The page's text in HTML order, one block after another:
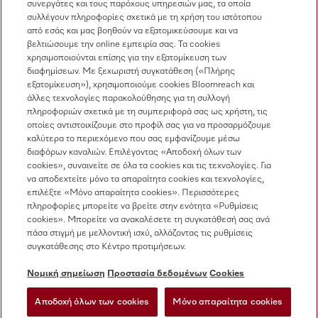
Πωλήσεις
210 6794444
Εξυπηρέτηση πελατών
210 6794444
Ακολουθήστε τη Miele Professional
Νομική σημείωση
συνεργάτες και τους παρόχους υπηρεσιών μας, τα οποία
συλλέγουν πληροφορίες σχετικά με τη χρήση του ιστότοπου
από εσάς και μας βοηθούν να εξατομικεύσουμε και να
βελτιώσουμε την online εμπειρία σας. Τα cookies
χρησιμοποιούνται επίσης για την εξατομίκευση των
διαφημίσεων. Με ξεχωριστή συγκατάθεση («Πλήρης
εξατομίκευση»), χρησιμοποιούμε cookies Bloomreach και
άλλες τεχνολογίες παρακολούθησης για τη συλλογή
πληροφοριών σχετικά με τη συμπεριφορά σας ως χρήστη, τις
οποίες αντιστοιχίζουμε στο προφίλ σας για να προσαρμόζουμε
καλύτερα το περιεχόμενο που σας εμφανίζουμε μέσω
διαφόρων καναλιών. Επιλέγοντας «Αποδοχή όλων των
cookies», συναινείτε σε όλα τα cookies και τις τεχνολογίες. Για
να αποδεχτείτε μόνο τα απαραίτητα cookies και τεχνολογίες,
επιλέξτε «Μόνο απαραίτητα cookies». Περισσότερες
πληροφορίες μπορείτε να βρείτε στην ενότητα «Ρυθμίσεις
cookies». Μπορείτε να ανακαλέσετε τη συγκατάθεσή σας ανά
πάσα στιγμή με μελλοντική ισχύ, αλλάζοντας τις ρυθμίσεις
συγκατάθεσης στο Κέντρο προτιμήσεων.
Νομική σημείωση Προστασία δεδομένων Cookies
Αποδοχή όλων των cookies Μόνο απαραίτητα cookies